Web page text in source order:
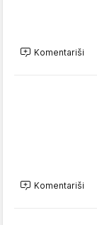
Komentariši
Komentariši